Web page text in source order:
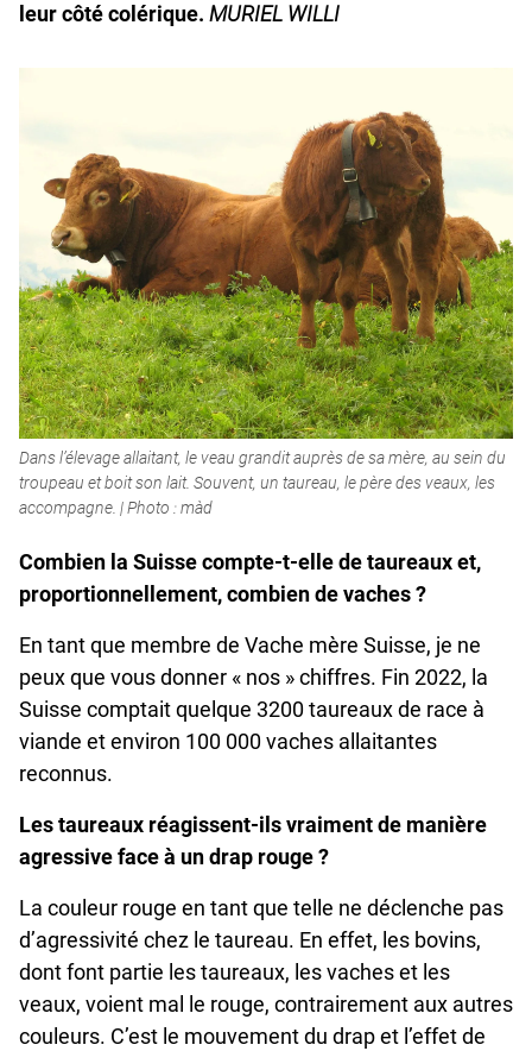
leur côté colérique. MURIEL WILLI
Dans l’élevage allaitant, le veau grandit auprès de sa mère, au sein du
troupeau et boit son lait. Souvent, un taureau, le père des veaux, les
accompagne. | Photo : màd
Combien la Suisse compte-t-elle de taureaux et,
proportionnellement, combien de vaches ?
En tant que membre de Vache mère Suisse, je ne
peux que vous donner « nos » chiffres. Fin 2022, la
Suisse comptait quelque 3200 taureaux de race à
viande et environ 100 000 vaches allaitantes
reconnus.
Les taureaux réagissent-ils vraiment de manière
agressive face à un drap rouge ?
La couleur rouge en tant que telle ne déclenche pas
d’agressivité chez le taureau. En effet, les bovins,
dont font partie les taureaux, les vaches et les
veaux, voient mal le rouge, contrairement aux autres
couleurs. C’est le mouvement du drap et l’effet de